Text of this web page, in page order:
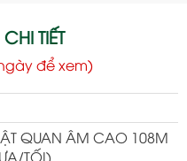
TIẾT
để xem)
QUAN ÂM CAO 108M
TỐI)